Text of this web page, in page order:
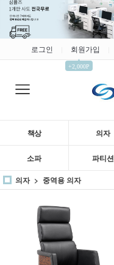
로그인 회원가입
▲
+2,000P
책상 의자
소파 파티션
의자
중역용 의자